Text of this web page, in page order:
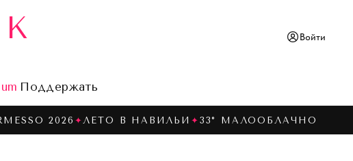
Войти
Поддержать
2026 ✦ЛЕТО В НАВИЛЬИ ✦ 33° МАЛООБЛАЧНО